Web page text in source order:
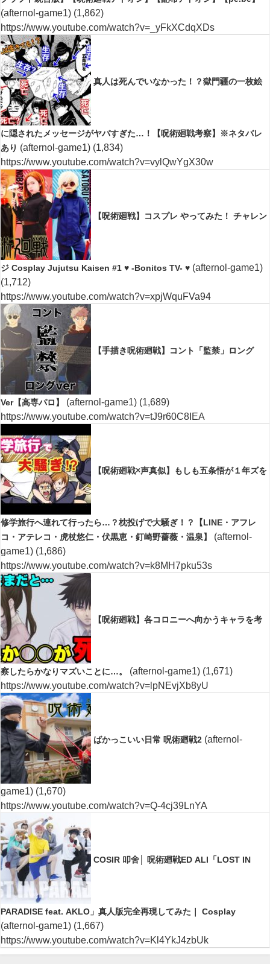
(afternol-game1) (1,862)
https://www.youtube.com/watch?v=_yFkXCdqXDs
真人は死んでいなかった！？獄門疆の一枚絵
に隠されたメッセージがヤバすぎた…！【呪術廻戦考察】※ネタバレ
あり (afternol-game1) (1,834)
https://www.youtube.com/watch?v=vylQwYgX30w
【呪術廻戦】コスプレ やってみた！ チャレン
ジ Cosplay Jujutsu Kaisen #1 ♥ -Bonitos TV- ♥ (afternol-game1)
(1,712)
https://www.youtube.com/watch?v=xpjWquFVa94
【手描き呪術廻戦】コント「監禁」ロング
Ver【高専パロ】 (afternol-game1) (1,689)
https://www.youtube.com/watch?v=tJ9r60C8IEA
【呪術廻戦×声真似】もしも五条悟が１年ズを
修学旅行へ連れて行ったら…？枕投げで大騒ぎ！？【LINE・アフレ
コ・アテレコ・虎杖悠仁・伏黒恵・釘崎野薔薇・温泉】
(afternol-
game1) (1,686)
https://www.youtube.com/watch?v=k8MH7pku53s
【呪術廻戦】各コロニーへ向かうキャラを考
察したらかなりマズいことに…。 (afternol-game1) (1,671)
https://www.youtube.com/watch?v=lpNEvjXb8yU
ばかっこいい日常 呪術廻戦2 (afternol-
game1) (1,670)
https://www.youtube.com/watch?v=Q-4cj39LnYA
COSIR 叩舍│ 呪術廻戦ED ALI「LOST IN
PARADISE feat. AKLO」真人版完全再現してみた｜ Cosplay
(afternol-game1) (1,667)
https://www.youtube.com/watch?v=Kl4YkJ4zbUk